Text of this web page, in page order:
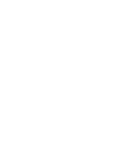
ป้ายโค้ก เป็ปซี่เวสป้า
ยๆเพียบหรือสั่งทำโทร